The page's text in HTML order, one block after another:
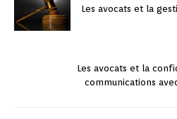
Les avocats et la
Les avocats et la
communications